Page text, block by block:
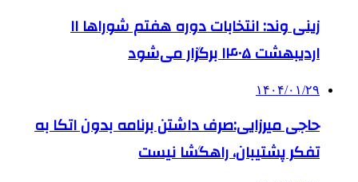
زینی وند: انتخابات دوره هفتم شوراها ۱۱
اردیبهشت ۱۴۰۵ برگزار می‌شود
۱۴۰۴/۰۱/۲۹
حاجی میرزایی:صرف داشتن برنامه بدون اتکا به
تفکر پشتیبان، راهگشا نیست